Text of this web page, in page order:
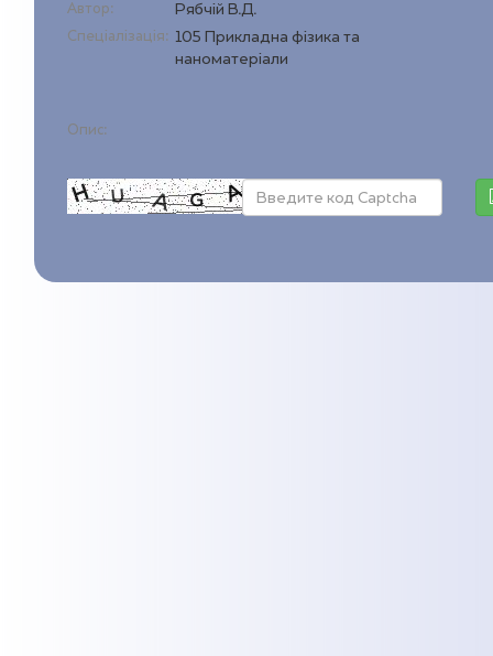
Автор: Рябчій В.Д.
Спеціалізація: 105 Прикладна фізика та
наноматеріали
Опис: